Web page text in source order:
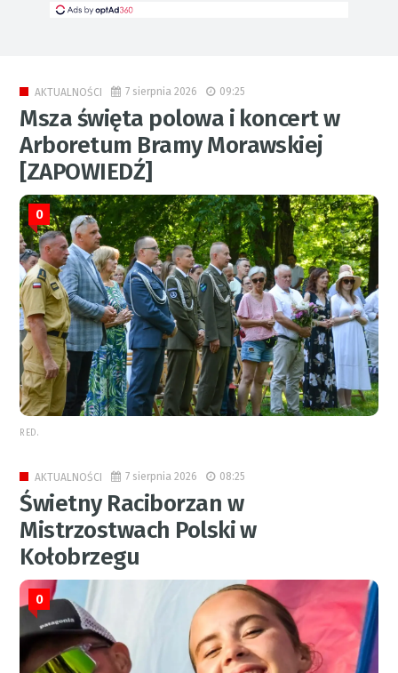
AKTUALNOŚCI 7 sierpnia 2026 09:25
Msza święta polowa i koncert w
Arboretum Bramy Morawskiej
[ZAPOWIEDŹ]
0
RED.
AKTUALNOŚCI 7 sierpnia 2026 08:25
Świetny Raciborzan w
Mistrzostwach Polski w
Kołobrzegu
0